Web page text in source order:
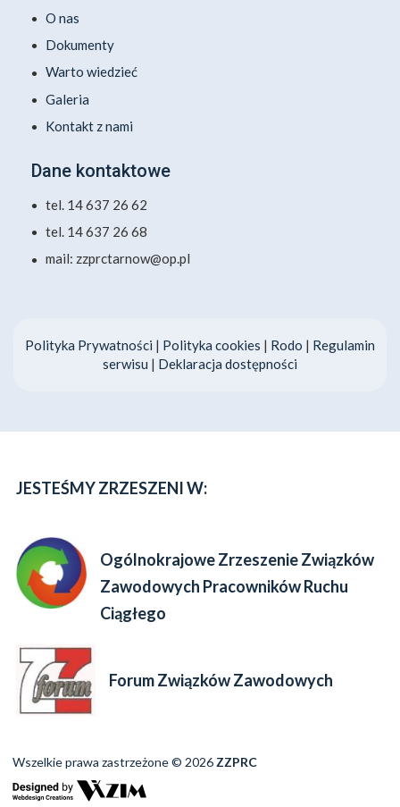
O nas
Dokumenty
Warto wiedzieć
Galeria
Kontakt z nami
Dane kontaktowe
tel. 14 637 26 62
tel. 14 637 26 68
mail: zzprctarnow@op.pl
Polityka Prywatności | Polityka cookies | Rodo | Regulamin
serwisu | Deklaracja dostępności
JESTEŚMY ZRZESZENI W:
Ogólnokrajowe Zrzeszenie Związków
Zawodowych Pracowników Ruchu
Ciągłego
Forum Związków Zawodowych
Wszelkie prawa zastrzeżone © 2026 ZZPRC